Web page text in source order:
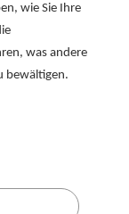
wie Sie Ihre
was andere
bewältigen.